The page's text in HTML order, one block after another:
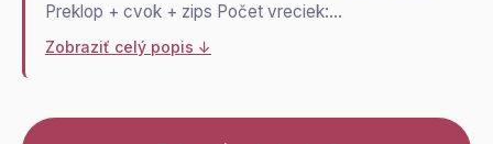
Preklop + cvok + zips Počet vreciek:…
Zobraziť celý popis ↓